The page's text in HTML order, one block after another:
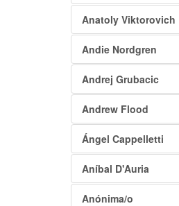
Anatoly Viktorovich
Andie Nordgren
Andrej Grubacic
Andrew Flood
Ángel Cappelletti
Aníbal D'Auria
Anónima/o